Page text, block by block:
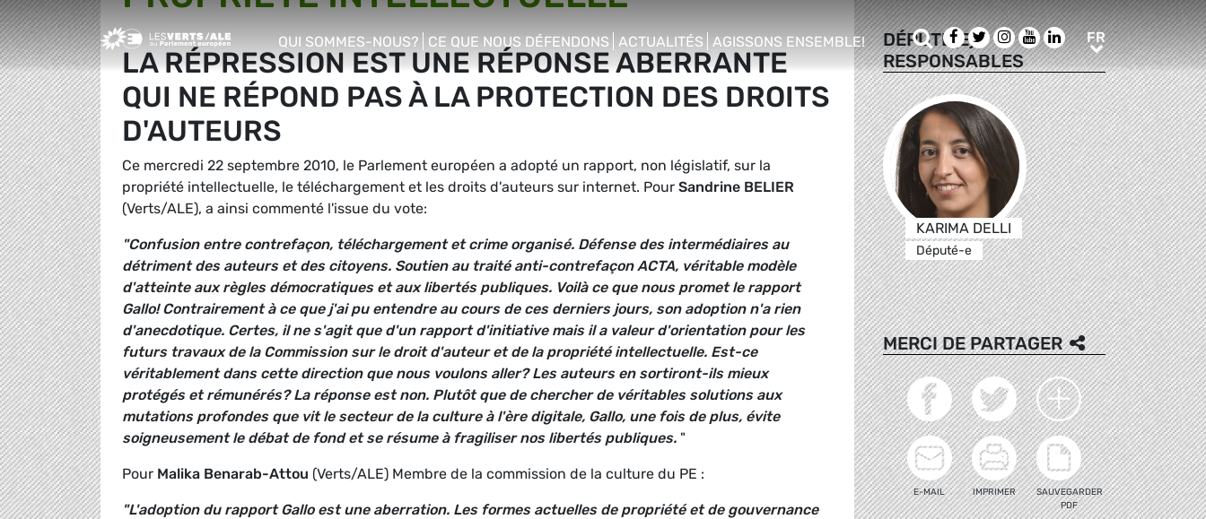
Greens/EFA Home
QUI SOMMES-NOUS?
show/hide sub menu
CE QUE NOUS DÉFENDONS
show/hide sub menu
ACTUALITÉS
show/hide sub menu
AGISSONS ENSEMBLE!
show/hide sub menu
Rechercher
Facebook
TwitterInstagram
Youtube
LinkedIn
FRFR
LA RÉPRESSION EST UNE RÉPONSE ABERRANTE
QUI NE RÉPOND PAS À LA PROTECTION DES DROITS
D'AUTEURS
Ce mercredi 22 septembre 2010, le Parlement européen a adopté un rapport, non législatif, sur la
propriété intellectuelle, le téléchargement et les droits d'auteurs sur internet. Pour Sandrine BELIER
(Verts/ALE), a ainsi commenté l'issue du vote:
"Confusion entre contrefaçon, téléchargement et crime organisé. Défense des intermédiaires au
détriment des auteurs et des citoyens. Soutien au traité anti-contrefaçon ACTA, véritable modèle
d'atteinte aux règles démocratiques et aux libertés publiques. Voilà ce que nous promet le rapport
Gallo! Contrairement à ce que j'ai pu entendre au cours de ces derniers jours, son adoption n'a rien
d'anecdotique. Certes, il ne s'agit que d'un rapport d'initiative mais il a valeur d'orientation pour les
futurs travaux de la Commission sur le droit d'auteur et de la propriété intellectuelle. Est-ce
véritablement dans cette direction que nous voulons aller? Les auteurs en sortiront-ils mieux
protégés et rémunérés? La réponse est non. Plutôt que de chercher de véritables solutions aux
mutations profondes que vit le secteur de la culture à l'ère digitale, Gallo, une fois de plus, évite
soigneusement le débat de fond et se résume à fragiliser nos libertés publiques. "
Pour Malika Benarab-Attou (Verts/ALE) Membre de la commission de la culture du PE :
"L'adoption du rapport Gallo est une aberration. Les formes actuelles de propriété et de gouvernance
DÉPUTÉ(E)S
RESPONSABLES
KARIMA DELLI
Député-e
MERCI DE PARTAGER
E-MAIL IMPRIMER
SAUVEGARDER
PDF